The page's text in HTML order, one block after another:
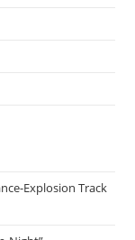
Explosion Track